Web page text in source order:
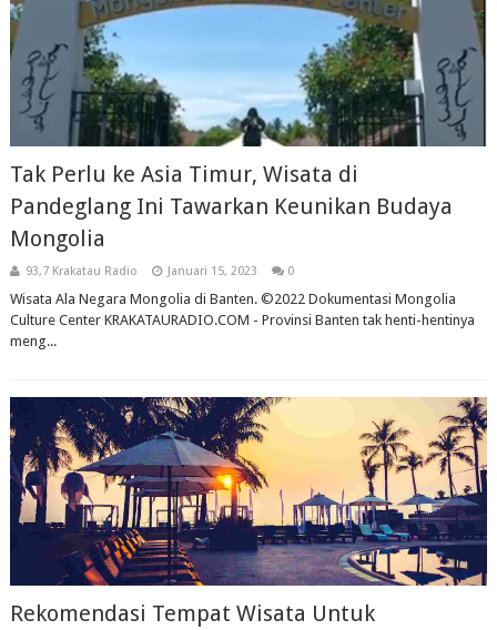
Tak Perlu ke Asia Timur, Wisata di
Pandeglang Ini Tawarkan Keunikan Budaya
Mongolia
93,7 Krakatau Radio Januari 15, 2023 0
Wisata Ala Negara Mongolia di Banten. ©2022 Dokumentasi Mongolia
Culture Center KRAKATAURADIO.COM - Provinsi Banten tak henti-hentinya
meng...
Rekomendasi Tempat Wisata Untuk